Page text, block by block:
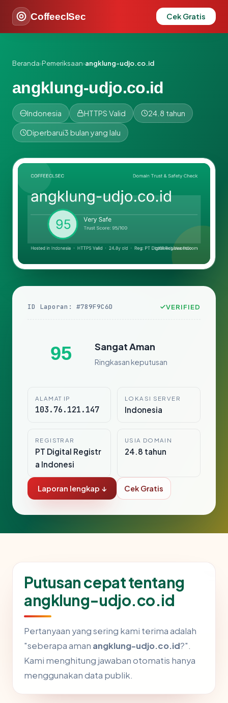
CoffeeclSec Cek Gratis
Beranda›Pemeriksaan›angklung-udjo.co.id
angklung-udjo.co.id
Indonesia HTTPS Valid 24.8 tahun
Diperbarui3 bulan yang lalu
ID Laporan: #789F9C6D VERIFIED
95 Sangat Aman
Ringkasan keputusan
ALAMAT IP
103.76.121.147
LOKASI SERVER
Indonesia
REGISTRAR
PT Digital Registr
a Indonesi
USIA DOMAIN
24.8 tahun
Laporan lengkap ↓ Cek Gratis
Putusan cepat tentang
angklung-udjo.co.id
Pertanyaan yang sering kami terima adalah
"seberapa aman angklung-udjo.co.id?".
Kami menghitung jawaban otomatis hanya
menggunakan data publik.